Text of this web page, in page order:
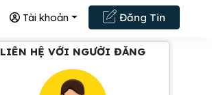
Đăng Tin
Tài khoản
LIÊN HỆ VỚI NGƯỜI ĐĂNG